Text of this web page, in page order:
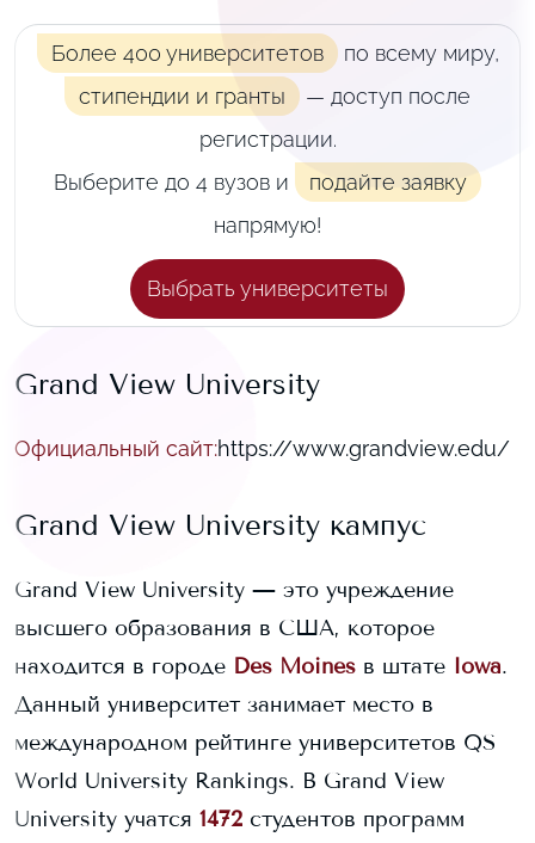
Более 400 университетов по всему миру,
стипендии и гранты
— доступ после
регистрации.
Выберите до 4 вузов и
подайте заявку
напрямую!
Выбрать университеты
Grand View University
Официальный сайт:https://www.grandview.edu/
Grand View University кампус
Grand View University — это учреждение
высшего образования в США, которое
находится в городе Des Moines в штате Iowa.
Данный университет занимает место в
международном рейтинге университетов QS
World University Rankings. В Grand View
University учатся 1472 студентов программ